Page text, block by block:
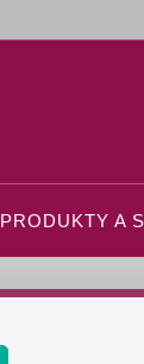
PRODUKTY A